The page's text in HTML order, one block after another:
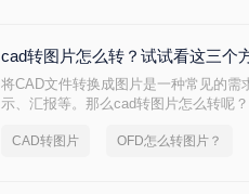
cad转图片怎么转？试试看这三个
将CAD文件转换成图片是一种常见的
示、汇报等。那么cad转图片怎么转呢
CAD转图片 OFD怎么转图片？